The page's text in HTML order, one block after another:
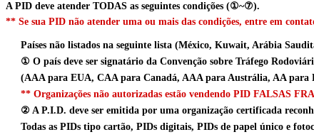
A PID deve atender TODAS as seguintes condições (①~⑦).
** Se sua PID não atender uma ou mais das condições, entre em
Países não listados na seguinte lista (México, Kuwait, Arábia
① O país deve ser signatário da Convenção sobre Tráfego
(AAA para EUA, CAA para Canadá, AAA para Austrália, AA para
** Organizações não autorizadas estão vendendo PID FALSAS
② A P.I.D. deve ser emitida por uma organização certificada
Todas as PIDs tipo cartão, PIDs digitais, PIDs de papel único e